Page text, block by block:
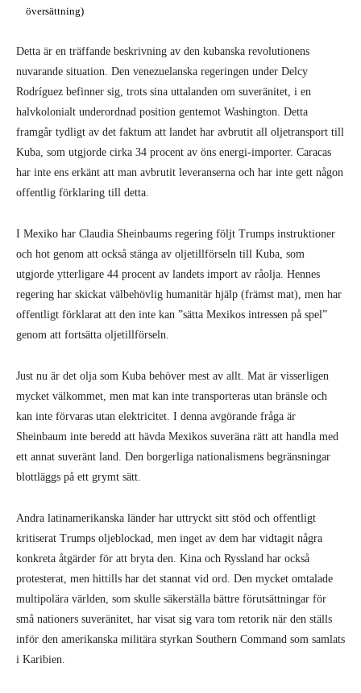
översättning)
Detta är en träffande beskrivning av den kubanska revolutionens
nuvarande situation. Den venezuelanska regeringen under Delcy
Rodríguez befinner sig, trots sina uttalanden om suveränitet, i en
halvkolonialt underordnad position gentemot Washington. Detta
framgår tydligt av det faktum att landet har avbrutit all oljetransport till
Kuba, som utgjorde cirka 34 procent av öns energi-importer. Caracas
har inte ens erkänt att man avbrutit leveranserna och har inte gett någon
offentlig förklaring till detta.
I Mexiko har Claudia Sheinbaums regering följt Trumps instruktioner
och hot genom att också stänga av oljetillförseln till Kuba, som
utgjorde ytterligare 44 procent av landets import av råolja. Hennes
regering har skickat välbehövlig humanitär hjälp (främst mat), men har
offentligt förklarat att den inte kan ”sätta Mexikos intressen på spel”
genom att fortsätta oljetillförseln.
Just nu är det olja som Kuba behöver mest av allt. Mat är visserligen
mycket välkommet, men mat kan inte transporteras utan bränsle och
kan inte förvaras utan elektricitet. I denna avgörande fråga är
Sheinbaum inte beredd att hävda Mexikos suveräna rätt att handla med
ett annat suveränt land. Den borgerliga nationalismens begränsningar
blottläggs på ett grymt sätt.
Andra latinamerikanska länder har uttryckt sitt stöd och offentligt
kritiserat Trumps oljeblockad, men inget av dem har vidtagit några
konkreta åtgärder för att bryta den. Kina och Ryssland har också
protesterat, men hittills har det stannat vid ord. Den mycket omtalade
multipolära världen, som skulle säkerställa bättre förutsättningar för
små nationers suveränitet, har visat sig vara tom retorik när den ställs
inför den amerikanska militära styrkan Southern Command som samlats
i Karibien.